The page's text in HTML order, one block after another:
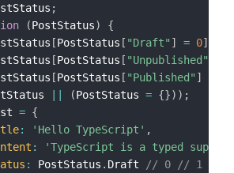
;
(PostStatus)
{
[PostStatus [ "Draft" ] = 0]
[PostStatus [ "Unpublished"
[PostStatus [ "Published" ]
(PostStatus = {}) ) ;
= {
: 'Hello TypeScript' ,
:
'TypeScript is a typed
: PostStatus . Draft
// 0 // 1 // 2